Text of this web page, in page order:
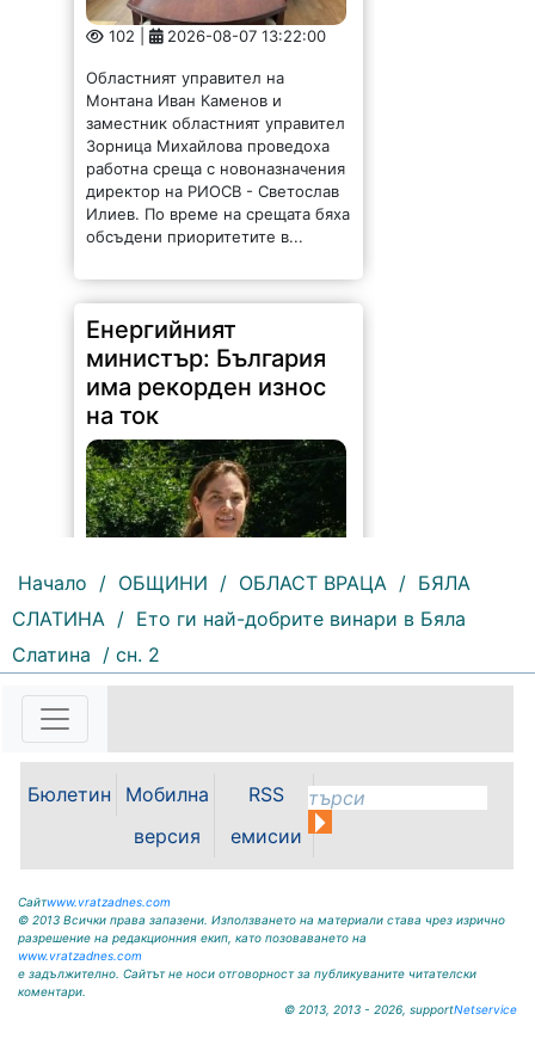
102 | 2026-08-07 13:22:00
Областният управител на
Монтана Иван Каменов и
заместник областният управител
Зорница Михайлова проведоха
работна среща с новоназначения
директор на РИОСВ - Светослав
Илиев. По време на срещата бяха
обсъдени приоритетите в...
Енергийният
министър: България
има рекорден износ
на ток
169 |
България изнася рекордни
АЕЦ „Козлодуй“ продължава да
работи без затруднения въпреки
рекордно ниските нива на река
Дунав. Това заяви министърът на
енергетиката Ива Петрова в
ефира на...
Начало / ОБЩИНИ / ОБЛАСТ ВРАЦА / БЯЛА
СЛАТИНА / Ето ги най-добрите винари в Бяла
Слатина / сн. 2
Бюлетин
Мобилна
версия
RSS
емисии
Сайтwww.vratzadnes.com
© 2013 Всички права запазени. Използването на материали става чрез изрично
разрешение на редакционния екип, като позоваването на
www.vratzadnes.com
е задължително. Сайтът не носи отговорност за публикуваните читателски
коментари.
© 2013, 2013 - 2026, supportNetservice